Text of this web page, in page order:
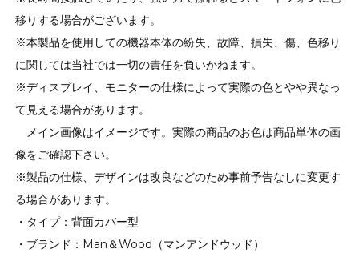
移りする場合がございます。
※本製品を使用しての機器本体の紛失、故障、損失、傷、色移り
に関しては当社では一切の責任を負いかねます。
※ディスプレイ、モニターの仕様によって実際の色とやや異なっ
て見える場合があります。
メイン画像はイメージです。実際の商品のお色は商品単体の画
像をご確認下さい。
※製品の仕様、デザインは改良などのため事前予告なしに変更す
る場合があります。
・タイプ：背面カバー型
・ブランド：Man＆Wood（マンアンドウッド）